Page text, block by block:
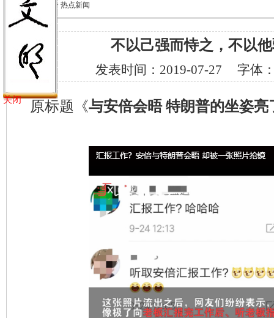
位置：首页 > > 热点新闻
不以己强而恃之，不以
发表时间： 2019-07-27 字体
原标题《与安倍会晤 特朗普的坐姿亮
关闭